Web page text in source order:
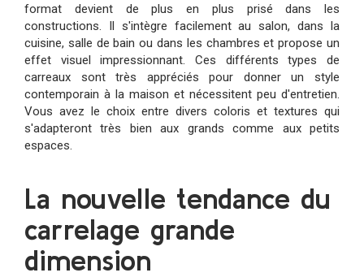
format devient de plus en plus prisé dans les
constructions. Il s'intègre facilement au salon, dans la
cuisine, salle de bain ou dans les chambres et propose un
effet visuel impressionnant. Ces différents types de
carreaux sont très appréciés pour donner un style
contemporain à la maison et nécessitent peu d'entretien.
Vous avez le choix entre divers coloris et textures qui
s'adapteront très bien aux grands comme aux petits
espaces.
La nouvelle tendance du
carrelage grande
dimension